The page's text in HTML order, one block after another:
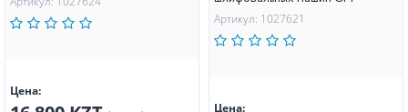
Цена:
Артикул: 1027621
Цена: